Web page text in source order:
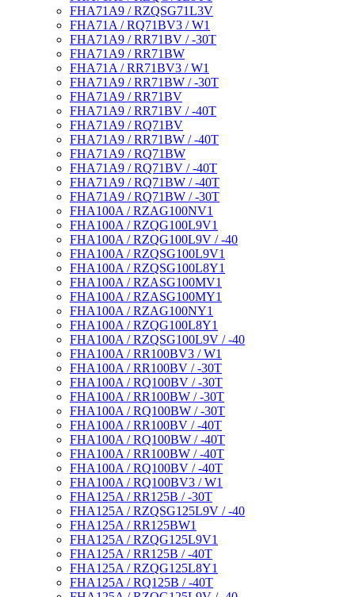
FHA71A9 / RZQSG71L3V
FHA71A / RQ71BV3 / W1
FHA71A9 / RR71BV / -30T
FHA71A9 / RR71BW
FHA71A / RR71BV3 / W1
FHA71A9 / RR71BW / -30T
FHA71A9 / RR71BV
FHA71A9 / RR71BV / -40T
FHA71A9 / RQ71BV
FHA71A9 / RR71BW / -40T
FHA71A9 / RQ71BW
FHA71A9 / RQ71BV / -40T
FHA71A9 / RQ71BW / -40T
FHA71A9 / RQ71BW / -30T
FHA100A / RZAG100NV1
FHA100A / RZQG100L9V1
FHA100A / RZQG100L9V / -40
FHA100A / RZQSG100L9V1
FHA100A / RZQSG100L8Y1
FHA100A / RZASG100MV1
FHA100A / RZASG100MY1
FHA100A / RZAG100NY1
FHA100A / RZQG100L8Y1
FHA100A / RZQSG100L9V / -40
FHA100A / RR100BV3 / W1
FHA100A / RR100BV / -30T
FHA100A / RQ100BV / -30T
FHA100A / RR100BW / -30T
FHA100A / RQ100BW / -30T
FHA100A / RR100BV / -40T
FHA100A / RQ100BW / -40T
FHA100A / RR100BW / -40T
FHA100A / RQ100BV / -40T
FHA100A / RQ100BV3 / W1
FHA125A / RR125B / -30T
FHA125A / RZQSG125L9V / -40
FHA125A / RR125BW1
FHA125A / RZQG125L9V1
FHA125A / RR125B / -40T
FHA125A / RZQG125L8Y1
FHA125A / RQ125B / -40T